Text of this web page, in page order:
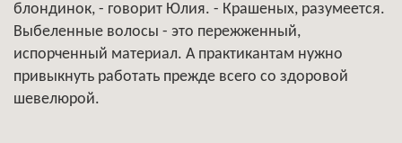
блондинок, - говорит Юлия. - Крашеных, разумеется.
Выбеленные волосы - это пережженный,
испорченный материал. А практикантам нужно
привыкнуть работать прежде всего со здоровой
шевелюрой.